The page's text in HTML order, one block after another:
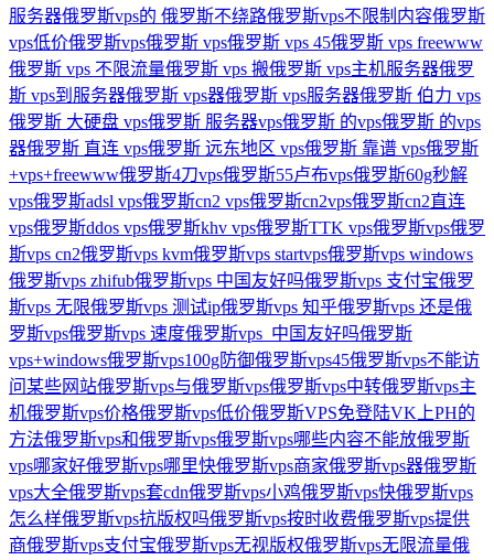
服务器俄罗斯vps的 俄罗斯不绕路俄罗斯vps不限制内容俄罗斯
vps低价俄罗斯vps俄罗斯 vps俄罗斯 vps 45俄罗斯 vps freewww
俄罗斯 vps 不限流量俄罗斯 vps 搬俄罗斯 vps主机服务器俄罗
斯 vps到服务器俄罗斯 vps器俄罗斯 vps服务器俄罗斯 伯力 vps
俄罗斯 大硬盘 vps俄罗斯 服务器vps俄罗斯 的vps俄罗斯 的vps
器俄罗斯 直连 vps俄罗斯 远东地区 vps俄罗斯 靠谱 vps俄罗斯
+vps+freewww俄罗斯4刀vps俄罗斯55卢布vps俄罗斯60g秒解
vps俄罗斯adsl vps俄罗斯cn2 vps俄罗斯cn2vps俄罗斯cn2直连
vps俄罗斯ddos vps俄罗斯khv vps俄罗斯TTK vps俄罗斯vps俄罗
斯vps cn2俄罗斯vps kvm俄罗斯vps startvps俄罗斯vps windows
俄罗斯vps zhifub俄罗斯vps 中国友好吗俄罗斯vps 支付宝俄罗
斯vps 无限俄罗斯vps 测试ip俄罗斯vps 知乎俄罗斯vps 还是俄
罗斯vps俄罗斯vps 速度俄罗斯vps_中国友好吗俄罗斯
vps+windows俄罗斯vps100g防御俄罗斯vps45俄罗斯vps不能访
问某些网站俄罗斯vps与俄罗斯vps俄罗斯vps中转俄罗斯vps主
机俄罗斯vps价格俄罗斯vps低价俄罗斯VPS免登陆VK上PH的
方法俄罗斯vps和俄罗斯vps俄罗斯vps哪些内容不能放俄罗斯
vps哪家好俄罗斯vps哪里快俄罗斯vps商家俄罗斯vps器俄罗斯
vps大全俄罗斯vps套cdn俄罗斯vps小鸡俄罗斯vps快俄罗斯vps
怎么样俄罗斯vps抗版权吗俄罗斯vps按时收费俄罗斯vps提供
商俄罗斯vps支付宝俄罗斯vps无视版权俄罗斯vps无限流量俄